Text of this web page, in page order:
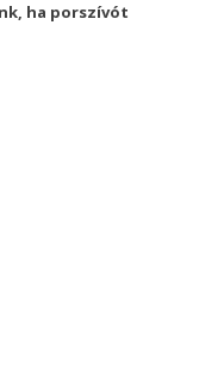
ha porszívót